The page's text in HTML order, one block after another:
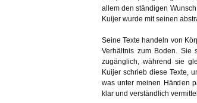
allem den ständigen
Kuijer wurde mit seinen
Seine Texte handeln von
Verhältnis zum Boden. Sie
zugänglich, während sie
Kuijer schrieb diese Texte,
was unter meinen Händen
klar und verständlich